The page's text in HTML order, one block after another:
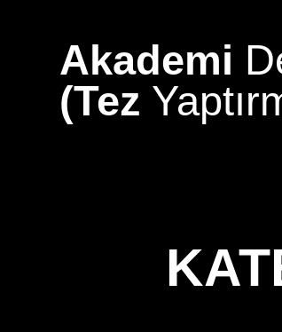
Akademi
(Tez